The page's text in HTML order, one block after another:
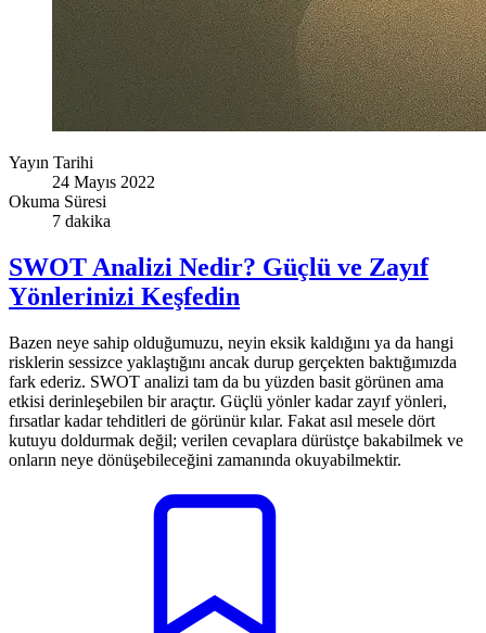
Yayın Tarihi
24 Mayıs 2022
Okuma Süresi
7 dakika
SWOT Analizi Nedir? Güçlü ve Zayıf
Yönlerinizi Keşfedin
Bazen neye sahip olduğumuzu, neyin eksik kaldığını ya da hangi
risklerin sessizce yaklaştığını ancak durup gerçekten baktığımızda
fark ederiz. SWOT analizi tam da bu yüzden basit görünen ama
etkisi derinleşebilen bir araçtır. Güçlü yönler kadar zayıf yönleri,
fırsatlar kadar tehditleri de görünür kılar. Fakat asıl mesele dört
kutuyu doldurmak değil; verilen cevaplara dürüstçe bakabilmek ve
onların neye dönüşebileceğini zamanında okuyabilmektir.